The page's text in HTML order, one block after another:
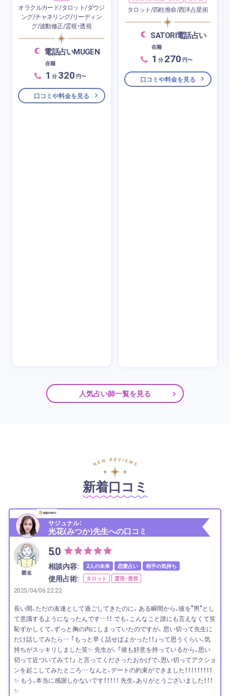
オラクルカード/タロット/ダウジ
ング/チャネリング/リーディン
グ/波動修正/霊視・透視
電話占いMUGEN
在籍
1 分 320 円〜
口コミや料金を見る
タロット/四柱推命/西洋占星術
SATORI電話占い
在籍
1 分 270 円〜
口コミや料金を見る
人気占い師一覧を見る
新着口コミ
サジュナル：
光花(みつか)先生への口コミ
匿名
5.0
相談内容: 2人の未来 恋愛占い 相手の気持ち
使用占術: タロット 霊視・透視
2025/04/06 22:22
長い間、ただの友達として過ごしてきたのに、 ある瞬間から、彼を"男"とし
て意識するようになったんです…！！ でも、こんなこと誰にも言えなくて笑
恥ずかしくて、ずっと胸の内にしまっていたのですが、 思い切って先生に
だけ話してみたら… 「もっと早く話せばよかった！！」って思うくらい、気
持ちがスッキリしました笑✨ 先生が、 「彼も好意を持っているから、思い
切って近づいてみて！」 と言ってくださったおかげで、思い切ってアクショ
ンを起こしてみたところ… なんと、デートの約束ができました！！！！！！！！！
✨ もう、本当に感謝しかないです！！！！！ 先生、ありがとうございました！！！
✨